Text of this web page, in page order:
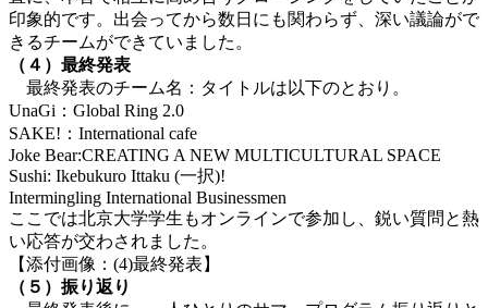
印象的です。出会ってから数日にも関わらず、深い議論がで
きるチームができていました。
（４）最終発表
最終発表のチーム名：タイトルは以下のとおり。
UnaGi：Global Ring 2.0
SAKE!：International cafe
Joke Bear:CREATING A NEW MULTICULTURAL SPACE
Sushi: Ikebukuro Ittaku (一択)!
Intermingling International Businessmen
ここでは北京大学学生もオンラインで参加し、鋭い質問と熱
い応答が交わされました。
【添付画像：(4)最終発表】
（５）振り返り